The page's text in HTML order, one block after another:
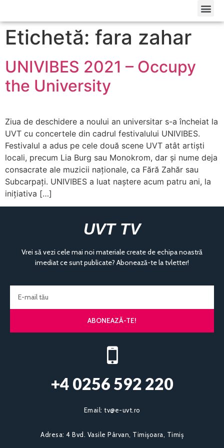
Etichetă: fara zahar
UNIVIBES 2021 – Occupy
the University
Ziua de deschidere a noului an universitar s-a încheiat la
UVT cu concertele din cadrul festivalului UNIVIBES.
Festivalul a adus pe cele două scene UVT atât artiști
locali, precum Lia Burg sau Monokrom, dar și nume deja
consacrate ale muzicii naționale, ca Fără Zahăr sau
Subcarpați. UNIVIBES a luat naștere acum patru ani, la
inițiativa […]
UVT TV
Vrei să vezi cele mai noi materiale create de echipa noastră
imediat ce sunt publicate? Abonează-te la tvletter!
ABONEAZĂ-TE!
+4 0256 592 220​
Email: tv@e-uvt.ro
Adresa: 4 Bvd. Vasile Pârvan, Timișoara, Timiș